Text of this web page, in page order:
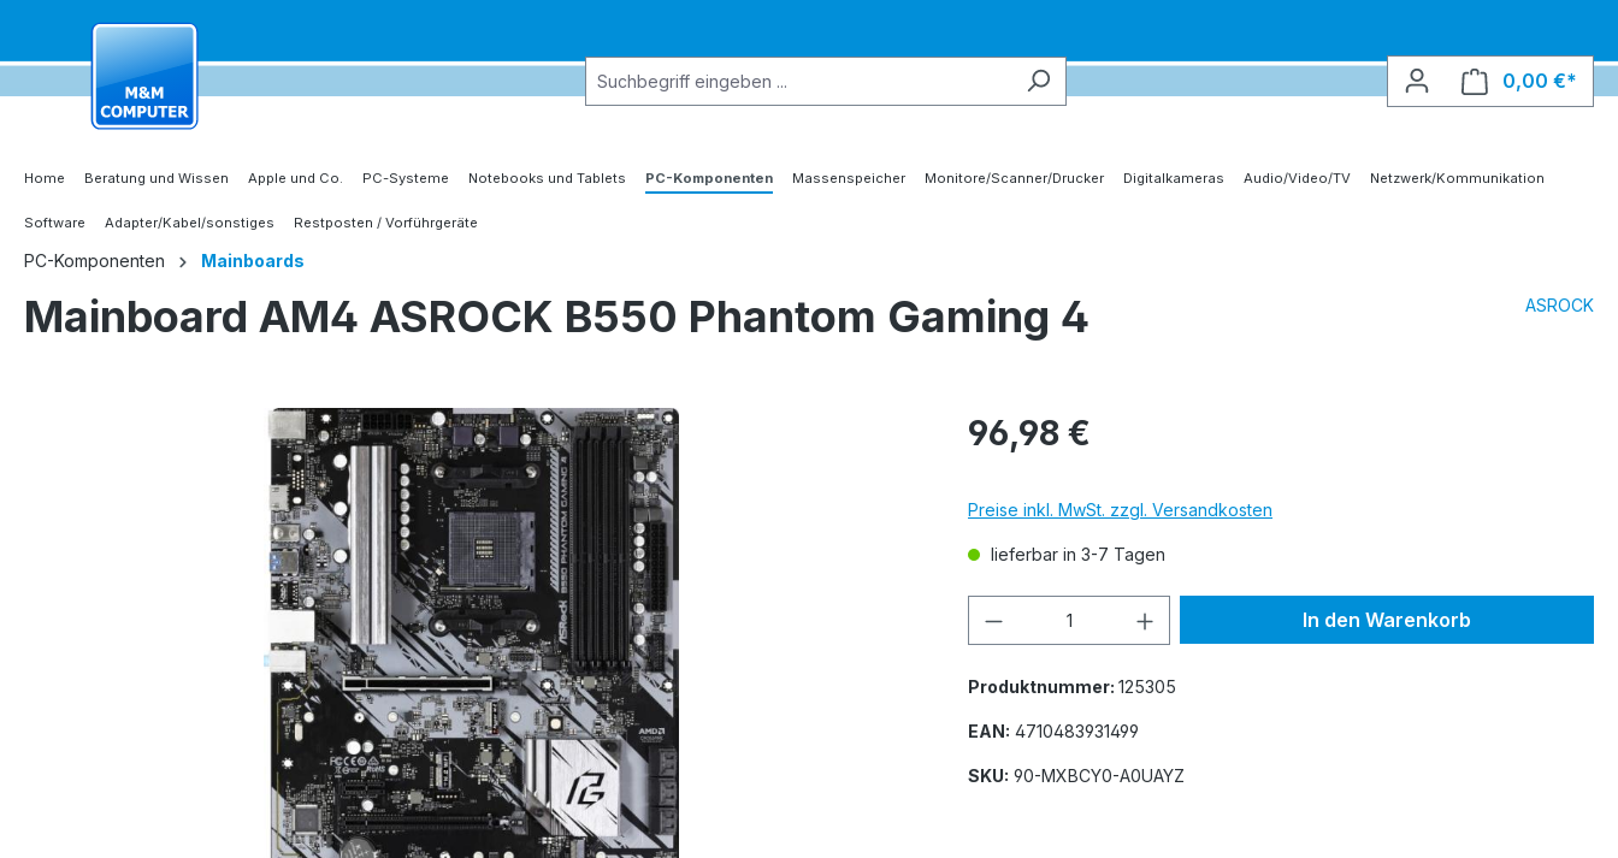
Zur Hauptnavigation springen
0,00 €*
Home Beratung und Wissen Apple und Co. PC-Systeme Notebooks und Tablets PC-Komponenten Massenspeicher Monitore/Scanner/Drucker Digitalkameras Audio/Video/TV Netzwerk/Kommunikation
Software Adapter/Kabel/sonstiges Restposten / Vorführgeräte
PC-Komponenten Mainboards
Mainboard AM4 ASROCK B550 Phantom Gaming 4 ASROCK
96,98 €
Preise inkl. MwSt. zzgl. Versandkosten
lieferbar in 3-7 Tagen
Produkt Anzahl: Gib den gewünschten Wert
In den Warenkorb
Produktnummer: 125305
EAN: 4710483931499
SKU: 90-MXBCY0-A0UAYZ